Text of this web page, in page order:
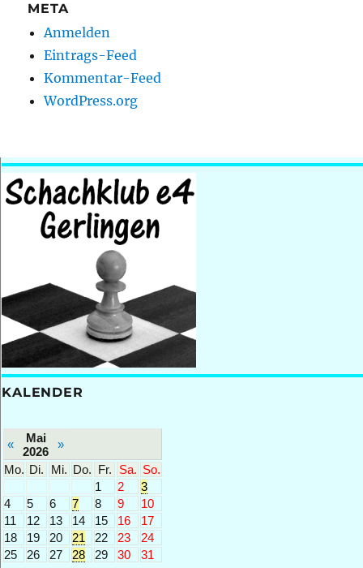
META
Anmelden
Eintrags-Feed
Kommentar-Feed
WordPress.org
KALENDER
«
Mai
2026
»
Mo. Di. Mi. Do. Fr. Sa. So.
1
2
3
4
5 6 7 8 9
10
11
12 13 14 15 16
17
18
19 20 21 22 23
24
25
26 27 28 29 30 31